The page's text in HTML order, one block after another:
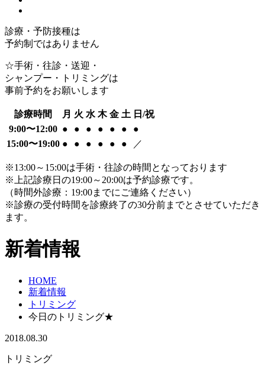
診療・予防接種は
予約制ではありません
☆手術・往診・送迎・
シャンプー・トリミングは
事前予約をお願いします
診療時間 月 火 水 木 金 土 日/祝
9:00〜12:00 ● ● ● ● ● ●
●
15:00〜19:00 ● ● ● ● ● ● ／
※13:00～15:00は手術・往診の時間となっております
※上記診療日の19:00～20:00は予約診療です。
（時間外診療：19:00までにご連絡ください）
※診療の受付時間を診療終了の30分前までとさせていただき
ます。
新着情報
HOME
新着情報
トリミング
今日のトリミング★
2018.08.30
トリミング